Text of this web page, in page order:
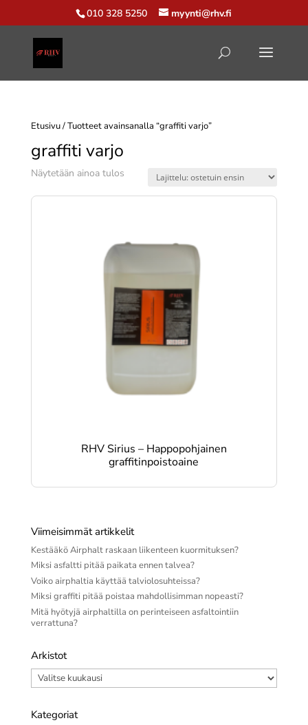
010 328 5250 myynti@rhv.fi
Etusivu/ Tuotteet avainsanalla “graffiti varjo”
graffiti varjo
Näytetään ainoa tulos
RHV Sirius – Happopohjainen
graffitinpoistoaine
Viimeisimmät artikkelit
Kestääkö Airphalt raskaan liikenteen kuormituksen?
Miksi asfaltti pitää paikata ennen talvea?
Voiko airphaltia käyttää talviolosuhteissa?
Miksi graffiti pitää poistaa mahdollisimman nopeasti?
Mitä hyötyjä airphaltilla on perinteiseen asfaltointiin
verrattuna?
Arkistot
Arkistot
Kategoriat